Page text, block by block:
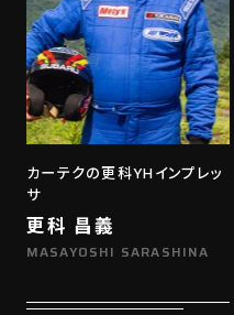
カーテクの更科YHインプレッ
サ
更科 昌義
MASAYOSHI SARASHINA